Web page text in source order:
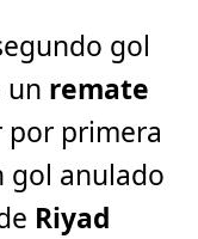
gol
un remate
por primera
gol anulado
Riyad